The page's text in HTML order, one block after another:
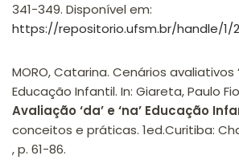
341-349. Disponível em:
https://repositorio.ufsm.br/handle/1/
MORO, Catarina. Cenários avaliativos
Educação Infantil. In: Giareta, Paulo
Avaliação ‘da’ e ‘na’ Educação
conceitos e práticas. 1ed.Curitiba:
, p. 61-86.